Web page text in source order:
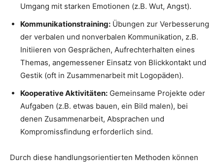
Umgang mit starken Emotionen (z.B. Wut, Angst).
Kommunikationstraining: Übungen zur Verbesserung
der verbalen und nonverbalen Kommunikation, z.B.
Initiieren von Gesprächen, Aufrechterhalten eines
Themas, angemessener Einsatz von Blickkontakt und
Gestik (oft in Zusammenarbeit mit Logopäden).
Kooperative Aktivitäten: Gemeinsame Projekte oder
Aufgaben (z.B. etwas bauen, ein Bild malen), bei
denen Zusammenarbeit, Absprachen und
Kompromissfindung erforderlich sind.
Durch diese handlungsorientierten Methoden können